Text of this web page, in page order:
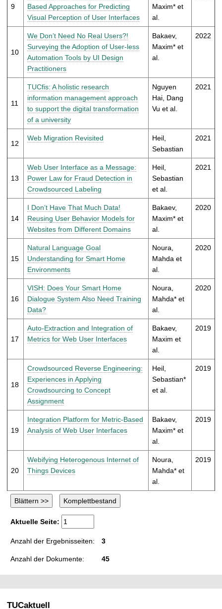
9
Based Approaches for Predicting
Visual Perception of User Interfaces
Maxim* et
al.
10
We Don’t Need No Real Users?!
Surveying the Adoption of User-less
Automation Tools by UI Design
Practitioners
Bakaev,
Maxim* et
al.
2022
11
TUCfis: A holistic research
information management approach
to support the digital transformation
of a university
Nguyen
Hai, Dang
Vu et al.
2021
12
Web Migration Revisited
Heil,
Sebastian
2021
13
Web User Interface as a Message:
Power Law for Fraud Detection in
Crowdsourced Labeling
Heil,
Sebastian
et al.
2021
14
I Don’t Have That Much Data!
Reusing User Behavior Models for
Websites from Different Domains
Bakaev,
Maxim* et
al.
2020
15
Natural Language Goal
Understanding for Smart Home
Environments
Noura,
Mahda et
al.
2020
16
VISH: Does Your Smart Home
Dialogue System Also Need Training
Data?
Noura,
Mahda* et
al.
2020
17
Auto-Extraction and Integration of
Metrics for Web User Interfaces
Bakaev,
Maxim et
al.
2019
18
Crowdsourced Reverse Engineering:
Experiences in Applying
Crowdsourcing to Concept
Assignment
Heil,
Sebastian*
et al.
2019
19
Integration Platform for Metric-Based
Analysis of Web User Interfaces
Bakaev,
Maxim* et
al.
2019
20
Webifying Heterogenous Internet of
Things Devices
Noura,
Mahda* et
al.
2019
Aktuelle Seite:
Anzahl der Ergebnisseiten: 3
Anzahl der Dokumente: 45
TUCaktuell